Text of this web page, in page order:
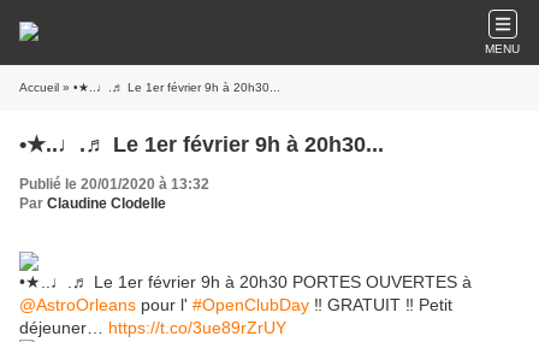
MENU
Accueil » •★..♩.♬ Le 1er février 9h à 20h30...
•★..♩.♬ Le 1er février 9h à 20h30...
Publié le 20/01/2020 à 13:32
Par Claudine Clodelle
•★..♩.♬ Le 1er février 9h à 20h30 PORTES OUVERTES à
@AstroOrleans pour l' #OpenClubDay ‼ GRATUIT ‼ Petit
déjeuner… https://t.co/3ue89rZrUY